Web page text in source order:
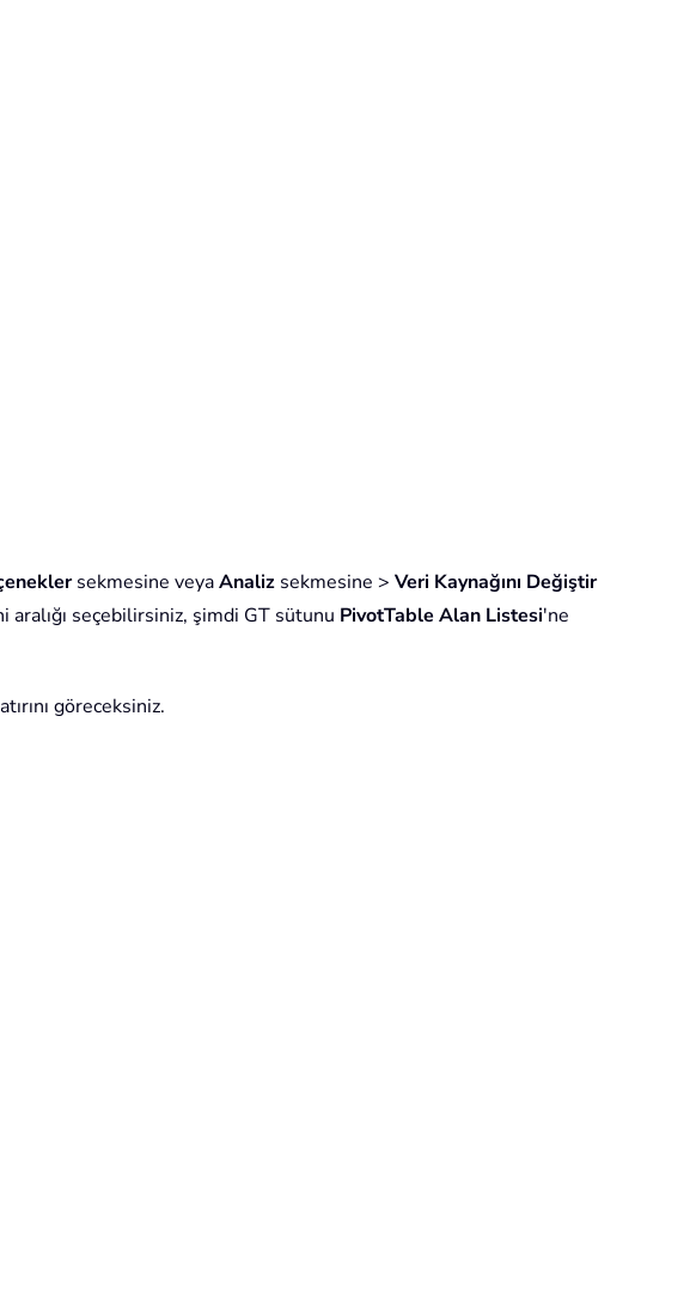
sekmesine veyaAnaliz sekmesine > Veri Kaynağını Değiştir
seçebilirsiniz, şimdi GT sütunu PivotTable Alan Listesi'ne
göreceksiniz.